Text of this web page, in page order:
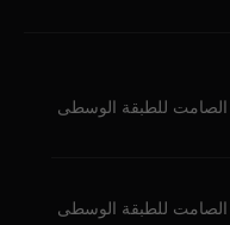
الصامت للطبقة الوسطى
الصامت للطبقة الوسطى